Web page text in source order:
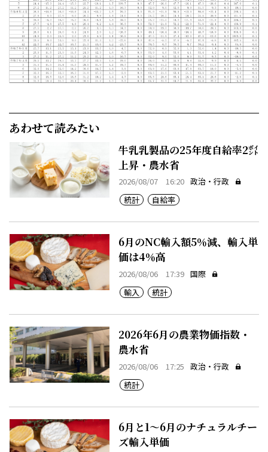
あわせて読みたい
牛乳乳製品の25年度自給率2㌽
上昇・農水省
2026/08/07 16:20 政治・行政
統計
自給率
6月のNC輸入額5％減、輸入単
価は4％高
2026/08/06 17:39 国際
輸入
統計
2026年6月の農業物価指数・
農水省
2026/08/06 17:25 政治・行政
統計
6月と1～6月のナチュラルチー
ズ輸入単価